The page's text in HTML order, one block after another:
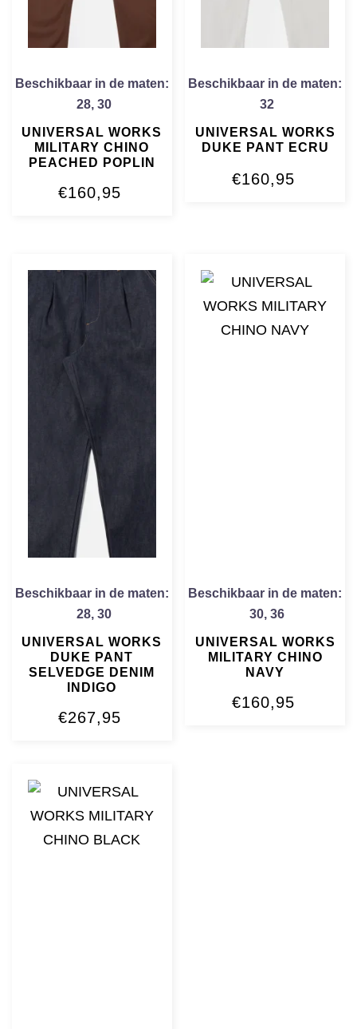
Beschikbaar in de maten:
28, 30
UNIVERSAL WORKS
MILITARY CHINO
PEACHED POPLIN
€160,95
Beschikbaar in de maten:
32
UNIVERSAL WORKS
DUKE PANT ECRU
€160,95
Beschikbaar in de maten:
28, 30
UNIVERSAL WORKS
DUKE PANT
SELVEDGE DENIM
INDIGO
€267,95
Beschikbaar in de maten:
30,36
UNIVERSAL WORKS
MILITARY CHINO
NAVY
€160,95